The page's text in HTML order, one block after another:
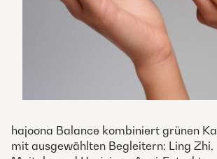
hajoona Balance kombiniert grünen
mit ausgewählten Begleitern: Ling Zhi,